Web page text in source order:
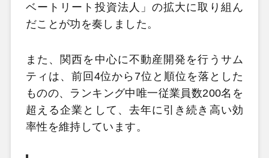
ベートリート投資法人」の拡大に取り組ん
だことが功を奏しました。
また、関西を中心に不動産開発を行うサム
ティは、前回4位から7位と順位を落とした
ものの、ランキング中唯一従業員数200名を
超える企業として、去年に引き続き高い効
率性を維持しています。